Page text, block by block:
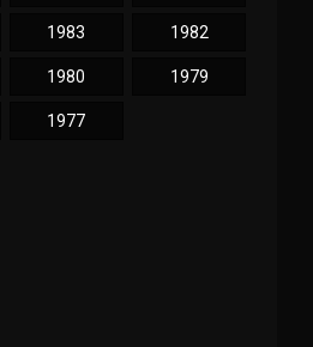
1983 1982
1980 1979
1977